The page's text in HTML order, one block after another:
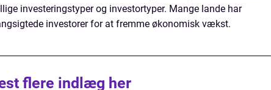
investeringstyper og investortyper. Mange lande har
investorer for at fremme økonomisk vækst.
flere indlæg her